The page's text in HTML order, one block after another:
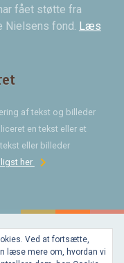
fået støtte fra
Nielsens fond. Læs
af tekst og billeder
en tekst eller et
eller billeder
herchevron_right
Bygget med
WordPressog
Ved at fortsætte,
læse mere om, hvordan vi